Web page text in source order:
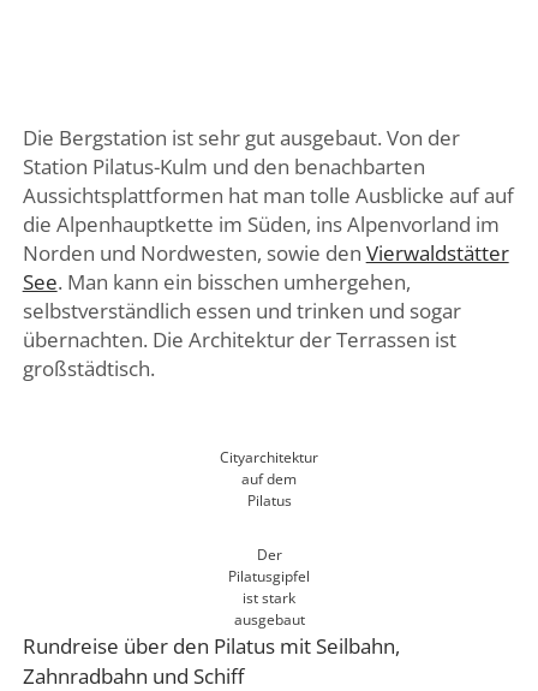
Die Bergstation ist sehr gut ausgebaut. Von der
Station Pilatus-Kulm und den benachbarten
Aussichtsplattformen hat man tolle Ausblicke auf auf
die Alpenhauptkette im Süden, ins Alpenvorland im
Norden und Nordwesten, sowie den Vierwaldstätter
See. Man kann ein bisschen umhergehen,
selbstverständlich essen und trinken und sogar
übernachten. Die Architektur der Terrassen ist
großstädtisch.
Cityarchitektur
auf dem
Pilatus
Der
Pilatusgipfel
ist stark
ausgebaut
Rundreise über den Pilatus mit Seilbahn,
Zahnradbahn und Schiff